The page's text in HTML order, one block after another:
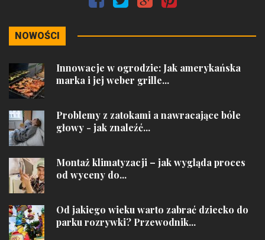
NOWOŚCI
Innowacje w ogrodzie: Jak amerykańska
marka i jej weber grille...
Problemy z zatokami a nawracające bóle
głowy - jak znaleźć...
Montaż klimatyzacji – jak wygląda proces
od wyceny do...
Od jakiego wieku warto zabrać dziecko do
parku rozrywki? Przewodnik...